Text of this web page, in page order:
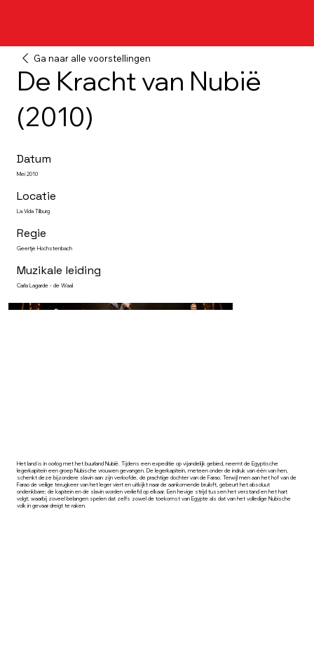
De Kracht van Nubië
(2010)
Datum
Mei 2010
Locatie
La Vida Tilburg
Regie
Geertje Hochstenbach
Muzikale leiding
Carla Lagarde - de Waal
Het land is in oorlog met het buurland Nubië. Tijdens een expeditie op vijandelijk gebied, neemt de Egyptische
legerkapitein een groep Nubische vrouwen gevangen. De legerkapitein, meteen onder de indruk van één van hen,
schenkt deze bijzondere slavin aan zijn verloofde, de prachtige dochter van de Farao. Terwijl men aan het hof van de
Farao de veilige terugkeer van het leger viert en uitkijkt naar de aankomende bruiloft, gebeurt het absoluut
ondenkbare; de kapitein en de slavin worden verliefd op elkaar. Een hevige strijd tussen het verstand en het hart
volgt; waarbij zoveel belangen spelen dat zelfs zowel de toekomst van Egypte als dat van het volledige Nubische
volk in gevaar dreigt te raken.
Ga naar alle voorstellingen